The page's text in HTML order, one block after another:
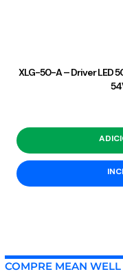
XLG-50-A – Driver LED
COMPRE MEAN